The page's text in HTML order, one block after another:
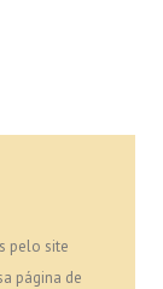
pelo site
página de